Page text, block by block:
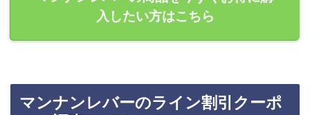
入したい方はこちら
マンナンレバーのライン割引クーポ